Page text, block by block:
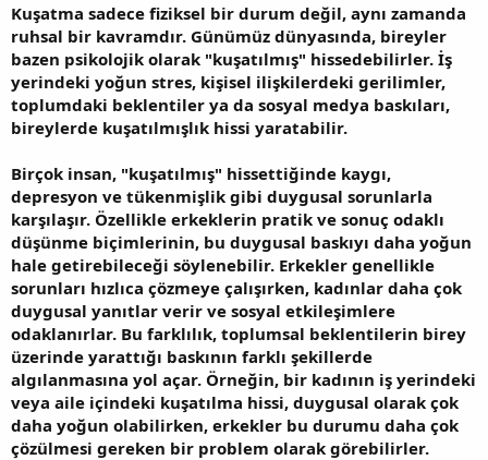
Kuşatma sadece fiziksel bir durum değil, aynı zamanda
ruhsal bir kavramdır. Günümüz dünyasında, bireyler
bazen psikolojik olarak "kuşatılmış" hissedebilirler. İş
yerindeki yoğun stres, kişisel ilişkilerdeki gerilimler,
toplumdaki beklentiler ya da sosyal medya baskıları,
bireylerde kuşatılmışlık hissi yaratabilir.
Birçok insan, "kuşatılmış" hissettiğinde kaygı,
depresyon ve tükenmişlik gibi duygusal sorunlarla
karşılaşır. Özellikle erkeklerin pratik ve sonuç odaklı
düşünme biçimlerinin, bu duygusal baskıyı daha yoğun
hale getirebileceği söylenebilir. Erkekler genellikle
sorunları hızlıca çözmeye çalışırken, kadınlar daha çok
duygusal yanıtlar verir ve sosyal etkileşimlere
odaklanırlar. Bu farklılık, toplumsal beklentilerin birey
üzerinde yarattığı baskının farklı şekillerde
algılanmasına yol açar. Örneğin, bir kadının iş yerindeki
veya aile içindeki kuşatılma hissi, duygusal olarak çok
daha yoğun olabilirken, erkekler bu durumu daha çok
çözülmesi gereken bir problem olarak görebilirler.